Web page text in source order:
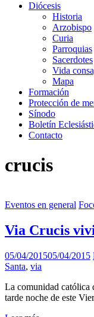
Diócesis
Historia
Arzobispo
Curia
Parroquias
Sacerdotes
Vida
Mapa
Formación
Protección de
Sínodo
Boletín
Contacto
crucis
Eventos en general
Via Crucis
05/04/201505/04/2015
Santa, via
La comunidad católica
tarde noche de este